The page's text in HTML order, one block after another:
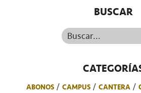
BUSCAR
Buscar...
ABONOS CAMPUS CANTERA